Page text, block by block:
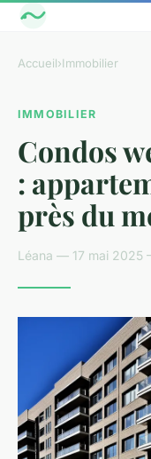
Accueil›Immobilier
IMMOBILIER
Condos
:
près du
Léana — 17 mai 2025